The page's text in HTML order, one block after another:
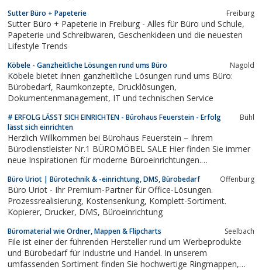
Sutter Büro + Papeterie Freiburg
Sutter Büro + Papeterie in Freiburg - Alles für Büro und Schule,
Papeterie und Schreibwaren, Geschenkideen und die neuesten
Lifestyle Trends
Köbele - Ganzheitliche Lösungen rund ums Büro Nagold
Köbele bietet ihnen ganzheitliche Lösungen rund ums Büro:
Bürobedarf, Raumkonzepte, Drucklösungen,
Dokumentenmanagement, IT und technischen Service
# ERFOLG LÄSST SICH EINRICHTEN - Bürohaus Feuerstein - Erfolg
lässt sich einrichten
Bühl
Herzlich Willkommen bei Bürohaus Feuerstein – Ihrem
Bürodienstleister Nr.1 BÜROMÖBEL SALE Hier finden Sie immer
neue Inspirationen für moderne Büroeinrichtungen.
Kopieren, Plotten, Binden, Falzen, Laminieren… Oder benötigen
Sie einen Reparatur-Service? BÜROBEDARF...
Büro Uriot | Bürotechnik & -einrichtung, DMS, Bürobedarf Offenburg
Büro Uriot - Ihr Premium-Partner für Office-Lösungen.
Prozessrealisierung, Kostensenkung, Komplett-Sortiment.
Kopierer, Drucker, DMS, Büroeinrichtung
Büromaterial wie Ordner, Mappen & Flipcharts Seelbach
File ist einer der führenden Hersteller rund um Werbeprodukte
und Bürobedarf für Industrie und Handel. In unserem
umfassenden Sortiment finden Sie hochwertige Ringmappen,